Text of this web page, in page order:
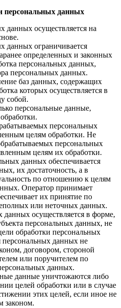
персональных данных
данных осуществляется на
данных ограничивается
определенных и законных
персональных данных,
персональных данных.
баз данных, содержащих
которых осуществляется в
собой.
персональные данные,
персональных
целям обработки. Не
персональных
целям их обработки.
данных обеспечивается
их достаточность, а в
по отношению к целям
Оператор принимает
их принятие по
или неточных данных.
осуществляется в форме,
персональных данных, не
обработки персональных
персональных данных не
договором, стороной
или поручителем по
данных.
данные уничтожаются либо
целей обработки или в случае
этих целей, если иное не
законом.